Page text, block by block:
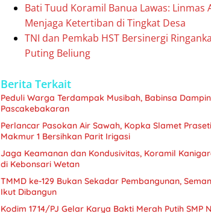
Bati Tuud Koramil Banua Lawas: Linmas
Menjaga Ketertiban di Tingkat Desa
TNI dan Pemkab HST Bersinergi
Puting Beliung
Berita Terkait
Peduli Warga Terdampak Musibah, Babinsa
Pascakebakaran
Perlancar Pasokan Air Sawah, Kopka Slamet
Makmur 1 Bersihkan Parit Irigasi
Jaga Keamanan dan Kondusivitas, Koramil
di Kebonsari Wetan
TMMD ke-129 Bukan Sekadar Pembangunan,
Ikut Dibangun
Kodim 1714/PJ Gelar Karya Bakti Merah Putih SMP